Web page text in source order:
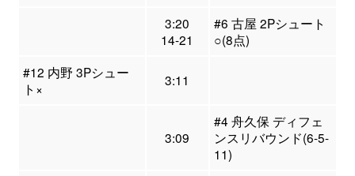
3:20
14-21
#6 古屋 2Pシュート
○(8点)
#12 内野 3Pシュー
ト×
3:11
3:09
#4 舟久保 ディフェ
ンスリバウンド(6-5-
11)